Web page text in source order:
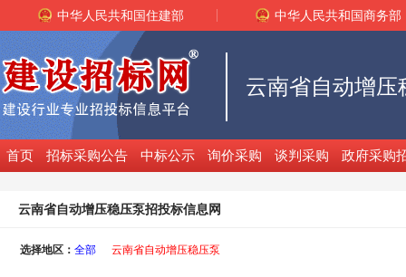
中华人民共和国住建部 中华人民共和国商务部
首页 招标采购公告 中标公示 询价采购 谈判采购 政府采购
云南省自动增压稳压泵招投标信息网
选择地区： 全部 云南省自动增压稳压泵